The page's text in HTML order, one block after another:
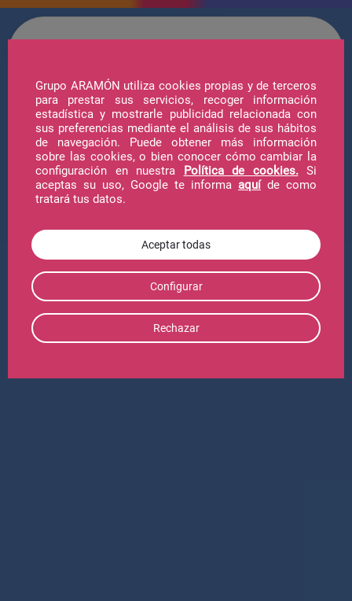
Grupo ARAMÓN utiliza cookies propias y de terceros
para prestar sus servicios, recoger información
estadística y mostrarle publicidad relacionada con
sus preferencias mediante el análisis de sus hábitos
de navegación. Puede obtener más información
sobre las cookies, o bien conocer cómo cambiar la
configuración en nuestra Política de cookies.Si
aceptas su uso, Google te informa aquíde como
tratará tus datos.